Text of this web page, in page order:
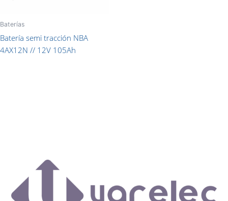
Baterías
Batería semi tracción NBA
4AX12N // 12V 105Ah